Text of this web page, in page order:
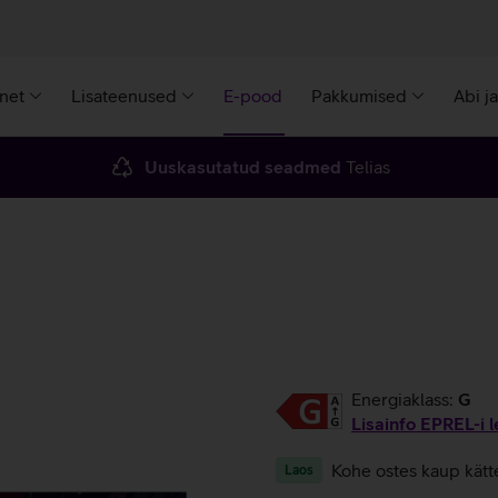
Lisateenused E-pood Pakkumised Abi
Uuskasutatud seadmed Telias
Energiaklass: G
Lisainfo EPREL-i
Laos Kohe ostes kaup